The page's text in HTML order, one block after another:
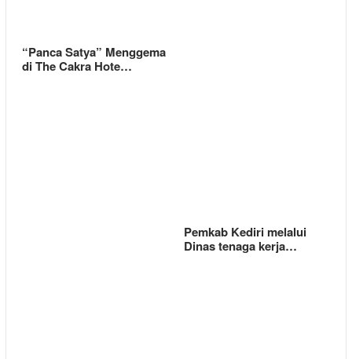
“Panca Satya” Menggema
di The Cakra Hote…
Pemkab Kediri melalui
Dinas tenaga kerja…